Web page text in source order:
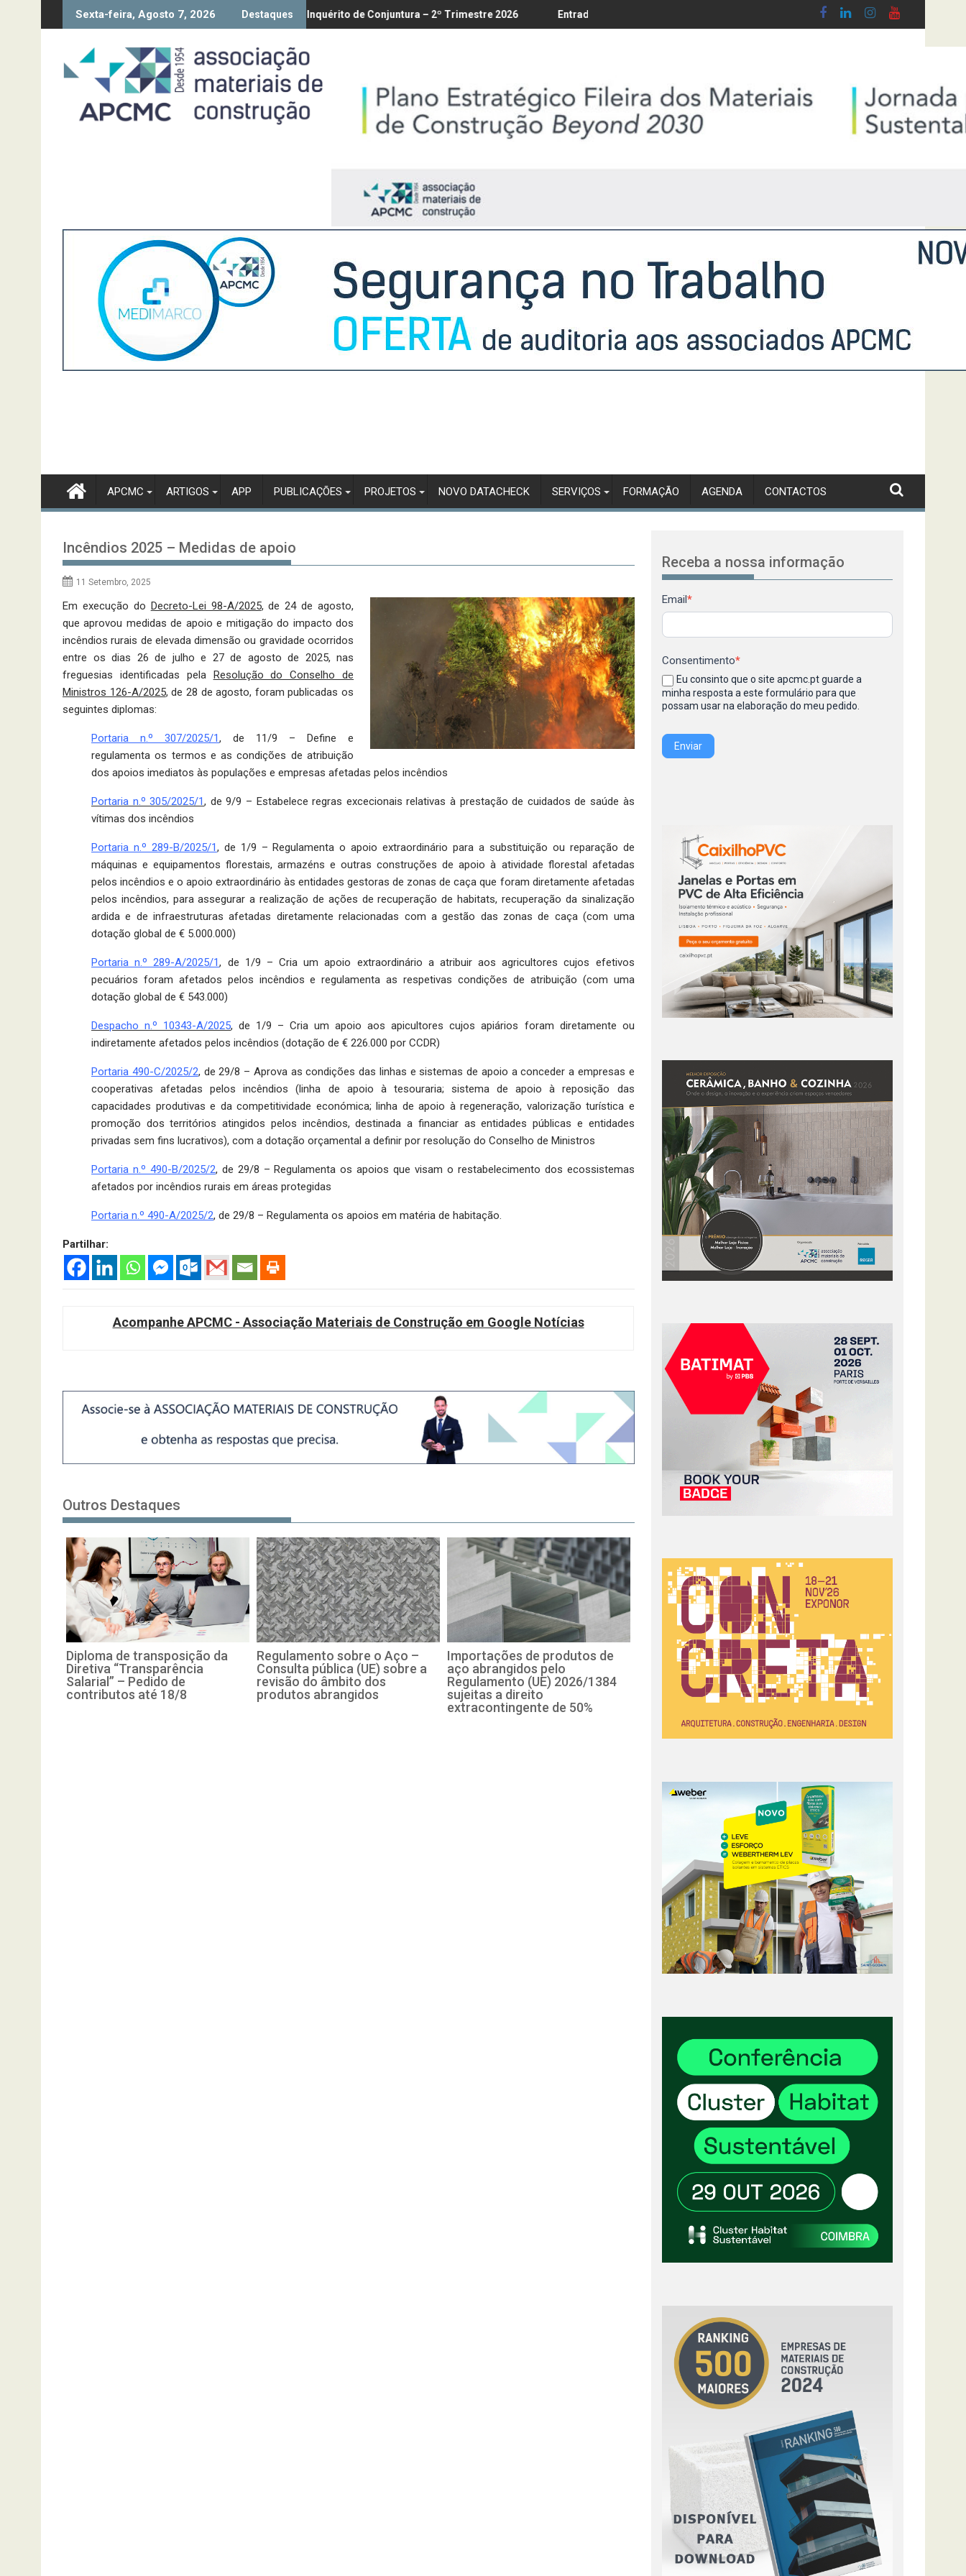
Sexta-feira, Agosto 7, 2026 Destaques
da Diretiva “Transparência Salarial” – Pedido de contributos até 18/8
Síntese Inquérito de Conjuntura – 2º Trimestre 2026 Entrada em vigor da regulamentação do Lobby - Lei n.º 5-A/2026, de 28 de Janeiro
Diploma de transposição da Diretiva
APCMC ARTIGOS APP PUBLICAÇÕES PROJETOS NOVO DATACHECK SERVIÇOS FORMAÇÃO AGENDA CONTACTOS
Incêndios 2025 – Medidas de apoio
11 Setembro, 2025
Em execução do Decreto-Lei 98-A/2025, de 24 de agosto,
que aprovou medidas de apoio e mitigação do impacto dos
incêndios rurais de ele­vada dimensão ou gravidade ocorridos
entre os dias 26 de julho e 27 de agosto de 2025, nas
freguesias identificadas pela
Resolução do Conselho de
Ministros 126-A/2025, de 28 de agosto, foram publicadas os
seguintes diplomas:
Portaria n.º 307/2025/1, de 11/9 – Define e
regulamenta os termos e as condições de atribuição
dos apoios imediatos às populações e empresas afetadas pelos incêndios
Portaria n.º 305/2025/1, de 9/9 – Estabelece regras excecionais relativas à prestação de cuidados de saúde às
vítimas dos incêndios
Portaria n.º 289-B/2025/1, de 1/9 – Regulamenta o apoio extraordinário para a substituição ou reparação de
máquinas e equipamentos florestais, armazéns e outras construções de apoio à atividade florestal afetadas
pelos incêndios e o apoio extraordinário às entidades gestoras de zonas de caça que foram diretamente afetadas
pelos incêndios, para assegurar a realização de ações de recuperação de habitats, recuperação da sinalização
ardida e de infraestruturas afetadas diretamente relacionadas com a gestão das zonas de caça (com uma
dotação global de € 5.000.000)
Portaria n.º 289-A/2025/1, de 1/9 – Cria um apoio extraordinário a atribuir aos agricultores cujos efetivos
pecuários foram afetados pelos incêndios e regulamenta as respetivas condições de atribuição (com uma
dotação global de € 543.000)
Despacho n.º 10343-A/2025, de 1/9 – Cria um apoio aos apicultores cujos apiários foram diretamente ou
indiretamente afetados pelos incêndios (dotação de € 226.000 por CCDR)
Portaria 490-C/2025/2, de 29/8 – Aprova as condições das linhas e sistemas de apoio a conceder a empresas e
cooperativas afetadas pelos incêndios (linha de apoio à tesouraria; sistema de apoio à reposição das
capacidades produtivas e da competitividade económica; linha de apoio à regeneração, valorização turística e
promoção dos territórios atingidos pelos incêndios, destinada a financiar as entidades públicas e entidades
privadas sem fins lucrativos), com a dotação orçamental a definir por resolução do Conselho de Ministros
Portaria n.º 490-B/2025/2, de 29/8 – Regulamenta os apoios que visam o restabelecimento dos ecossistemas
afetados por incêndios rurais em áreas protegidas
Portaria n.º 490-A/2025/2, de 29/8 – Regulamenta os apoios em matéria de habitação.
Partilhar:
Acompanhe APCMC - Associação Materiais de Construção em Google Notícias
Outros Destaques
Diploma de transposição da
Diretiva “Transparência
Salarial” – Pedido de
contributos até 18/8
Regulamento sobre o Aço –
Consulta pública (UE) sobre a
revisão do âmbito dos
produtos abrangidos
Importações de produtos de
aço abrangidos pelo
Regulamento (UE) 2026/1384
sujeitas a direito
extracontingente de 50%
Receba a nossa informação
Newsletter
Email *
Consentimento*
Eu consinto que o site apcmc.pt guarde a
minha resposta a este formulário para que
possam usar na elaboração do meu pedido.
Enviar